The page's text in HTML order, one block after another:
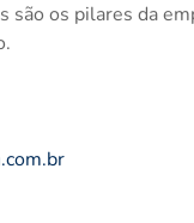
são os pilares da